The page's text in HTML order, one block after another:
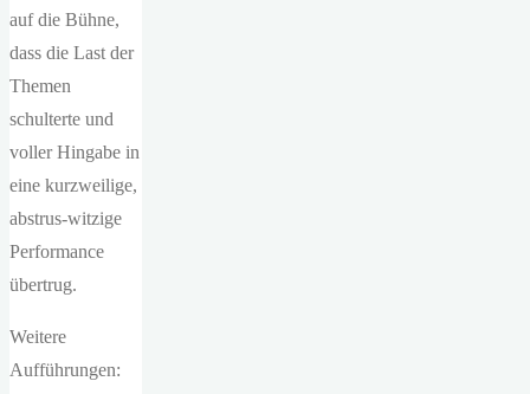
auf die Bühne,
dass die Last der
Themen
schulterte und
voller Hingabe in
eine kurzweilige,
abstrus-witzige
Performance
übertrug.
Weitere
Aufführungen: